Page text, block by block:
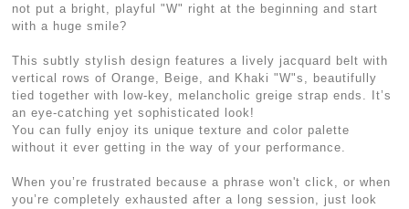
not put a bright, playful "W" right at the beginning and start
with a huge smile?
This subtly stylish design features a lively jacquard belt with
vertical rows of Orange, Beige, and Khaki "W"s, beautifully
tied together with low-key, melancholic greige strap ends. It’s
an eye-catching yet sophisticated look!
You can fully enjoy its unique texture and color palette
without it ever getting in the way of your performance.
When you’re frustrated because a phrase won't click, or when
you’re completely exhausted after a long session, just look